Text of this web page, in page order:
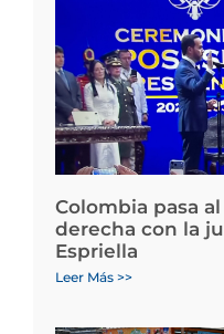
Colombia pasa
derecha con la
Espriella
Leer Más >>